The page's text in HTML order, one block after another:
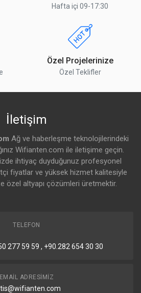
Hafta içi 09-17:30
Özel Projelerinize
Özel Teklifler
İletişim
Ağ ve haberleşme teknolojilerindeki
Wifianten.com ile iletişime geçin.
ihtiyaç duyduğunuz profesyonel
fiyatlar ve yüksek hizmet kalitesiyle
özel altyapı çözümleri üretmektir.
TELEFON
277 59 59 , +90.282 654 30 30
EMAIL ADRESIMIZ